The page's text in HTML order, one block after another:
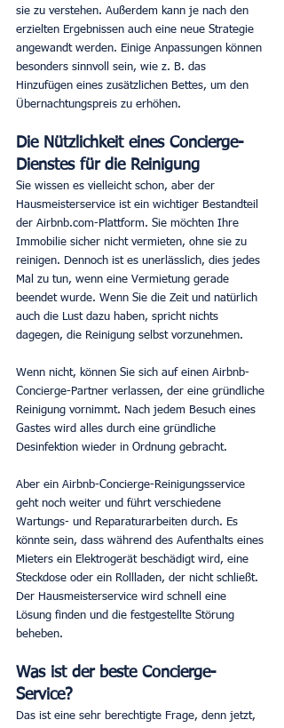
sie zu verstehen. Außerdem kann je nach den
erzielten Ergebnissen auch eine neue Strategie
angewandt werden. Einige Anpassungen können
besonders sinnvoll sein, wie z. B. das
Hinzufügen eines zusätzlichen Bettes, um den
Übernachtungspreis zu erhöhen.
Die Nützlichkeit eines Concierge-
Dienstes für die Reinigung
Sie wissen es vielleicht schon, aber der
Hausmeisterservice ist ein wichtiger Bestandteil
der Airbnb.com-Plattform. Sie möchten Ihre
Immobilie sicher nicht vermieten, ohne sie zu
reinigen. Dennoch ist es unerlässlich, dies jedes
Mal zu tun, wenn eine Vermietung gerade
beendet wurde. Wenn Sie die Zeit und natürlich
auch die Lust dazu haben, spricht nichts
dagegen, die Reinigung selbst vorzunehmen.
Wenn nicht, können Sie sich auf einen Airbnb-
Concierge-Partner verlassen, der eine gründliche
Reinigung vornimmt. Nach jedem Besuch eines
Gastes wird alles durch eine gründliche
Desinfektion wieder in Ordnung gebracht.
Aber ein Airbnb-Concierge-Reinigungsservice
geht noch weiter und führt verschiedene
Wartungs- und Reparaturarbeiten durch. Es
könnte sein, dass während des Aufenthalts eines
Mieters ein Elektrogerät beschädigt wird, eine
Steckdose oder ein Rollladen, der nicht schließt.
Der Hausmeisterservice wird schnell eine
Lösung finden und die festgestellte Störung
beheben.
Was ist der beste Concierge-
Service?
Das ist eine sehr berechtigte Frage, denn jetzt,